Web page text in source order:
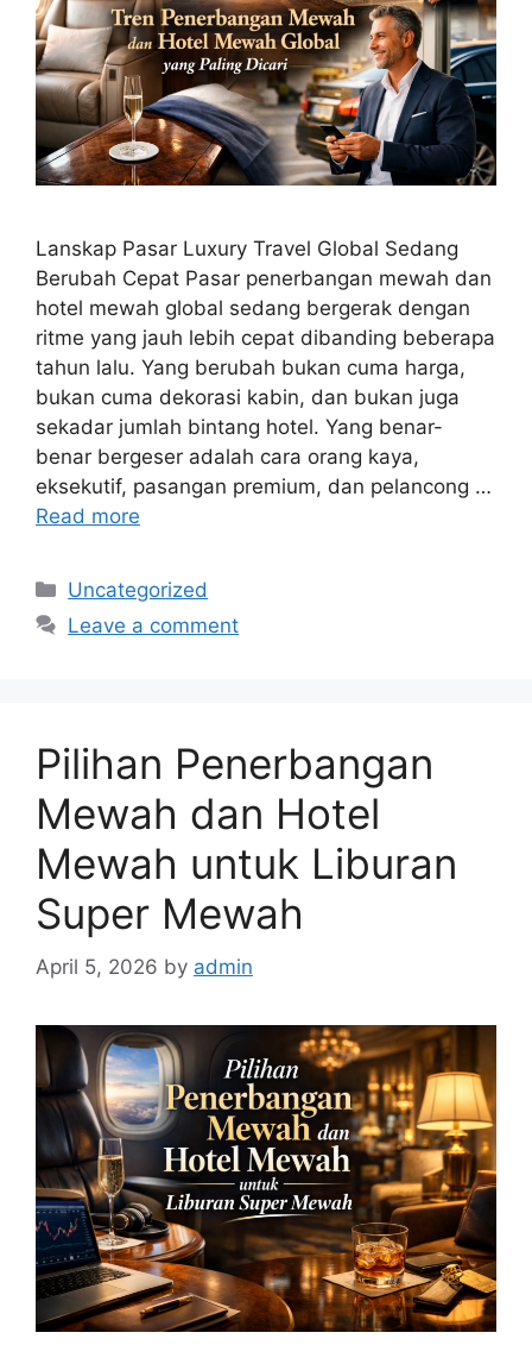
Lanskap Pasar Luxury Travel Global Sedang
Berubah Cepat Pasar penerbangan mewah dan
hotel mewah global sedang bergerak dengan
ritme yang jauh lebih cepat dibanding beberapa
tahun lalu. Yang berubah bukan cuma harga,
bukan cuma dekorasi kabin, dan bukan juga
sekadar jumlah bintang hotel. Yang benar-
benar bergeser adalah cara orang kaya,
eksekutif, pasangan premium, dan pelancong …
Read more
Categories
Uncategorized
Leave a comment
Pilihan Penerbangan
Mewah dan Hotel
Mewah untuk Liburan
Super Mewah
April 5, 2026 by admin